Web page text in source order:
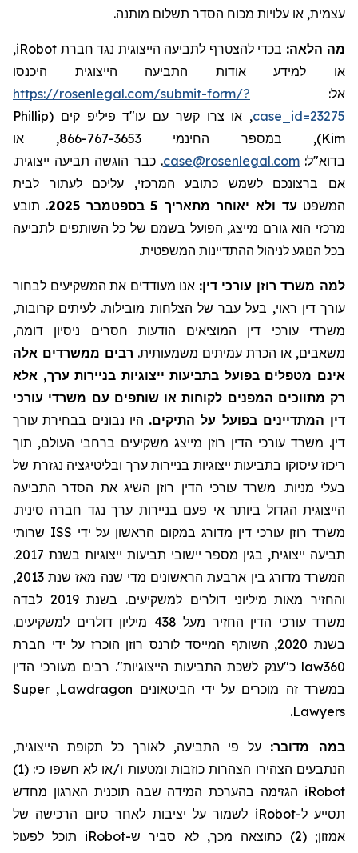
עצמית, או עלויות מכוח הסדר תשלום מותנה.
מה הלאה: בכדי להצטרף לתביעה הייצוגית נגד חברת iRobot
,
או למידע אודות התביעה הייצוגית היכנסו
אל: https://rosenlegal.com/submit-form/?
case_id=23275, או צרו קשר עם עו"ד פיליפ קים (Phillip
Kim
), במספר החינמי 866-767-3653, או
בדוא"ל:case@rosenlegal.com. כבר הוגשה תביעה ייצוגית.
אם ברצונכם לשמש כתובע המרכזי, עליכם לעתור לבית
המשפט עד ולא יאוחר מתאריך 5 בספטמבר 2025 . תובע
מרכזי הוא גורם מייצג, הפועל בשמם של כל השותפים לתביעה
בכל הנוגע לניהול ההתדיינות המשפטית.
למה משרד רוזן עורכי דין: אנו מעודדים את המשקיעים לבחור
עורך דין ראוי, בעל עבר של הצלחות מובילות. לעיתים קרובות,
משרדי עורכי דין המוציאים הודעות חסרים ניסיון דומה,
משאבים, או הכרת עמיתים משמעותית. רבים ממשרדים אלה
אינם מטפלים בפועל בתביעות ייצוגיות בניירות ערך, אלא
רק מתווכים המפנים לקוחות או שותפים עם משרדי עורכי
דין המתדיינים בפועל על התיקים. היו נבונים בבחירת עורך
דין. משרד עורכי הדין רוזן מייצג משקיעים ברחבי העולם, תוך
ריכוז עיסוקו בתביעות ייצוגיות בניירות ערך ובליטיגציה נגזרת של
בעלי מניות. משרד עורכי הדין רוזן השיג את הסדר התביעה
הייצוגית הגדול ביותר אי פעם בניירות ערך נגד חברה סינית.
משרד רוזן עורכי דין מדורג במקום הראשון על ידי ISS שרותי
תביעה ייצוגית, בגין מספר יישובי תביעות ייצוגיות בשנת 2017.
המשרד מדורג בין ארבעת הראשונים מדי שנה מאז שנת 2013,
והחזיר מאות מיליוני דולרים למשקיעים. בשנת 2019 לבדה
משרד עורכי הדין החזיר מעל
438 מיליון דולרים למשקיעים.
בשנת 2020, השותף המייסד לורנס רוזן הוכרז על ידי חברת
law360 כ"ענק לשכת התביעות הייצוגיות". רבים מעורכי הדין
במשרד זה מוכרים על ידי הביטאונים Lawdragon
,
Super
Lawyers
.
במה מדובר:על פי התביעה, לאורך כל תקופת הייצוגית,
הנתבעים הצהירו הצהרות כוזבות ומטעות ו/או לא חשפו כי: (1)
iRobot הגזימה בהערכת המידה שבה תוכנית הארגון מחדש
תסייע ל-iRobot לשמור על יציבות לאחר סיום הרכישה של
אמזון; (2) כתוצאה מכך, לא סביר ש-
iRobot תוכל לפעול